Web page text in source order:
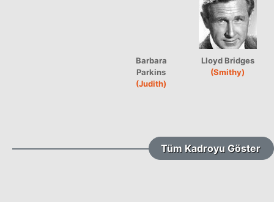
Barbara
Parkins
(Judith)
Lloyd Bridges
(Smithy)
Tüm Kadroyu Göster